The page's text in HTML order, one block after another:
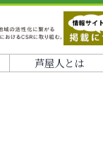
芦屋人とは